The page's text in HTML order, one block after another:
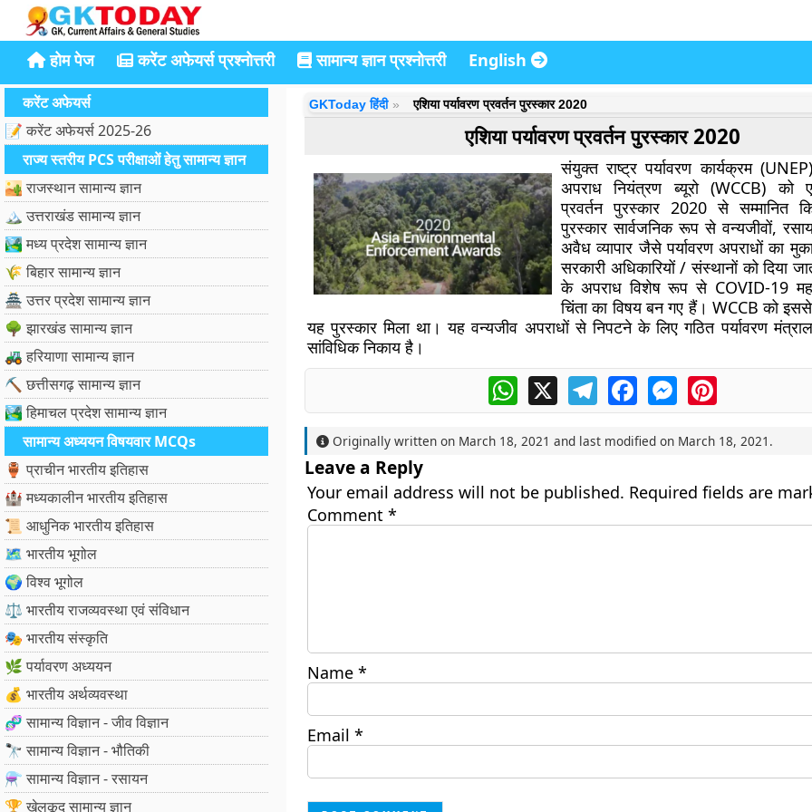
होम पेज करेंट अफेयर्स प्रश्नोत्तरी सामान्य ज्ञान प्रश्नोत्तरी English
करेंट अफेयर्स
📝 करेंट अफेयर्स 2025-26
राज्य स्तरीय PCS परीक्षाओं हेतु सामान्य ज्ञान
🏜️ राजस्थान सामान्य ज्ञान
🏔️ उत्तराखंड सामान्य ज्ञान
🏞️ मध्य प्रदेश सामान्य ज्ञान
🌾 बिहार सामान्य ज्ञान
🏯 उत्तर प्रदेश सामान्य ज्ञान
🌳 झारखंड सामान्य ज्ञान
🚜 हरियाणा सामान्य ज्ञान
⛏️ छत्तीसगढ़ सामान्य ज्ञान
🏞️ हिमाचल प्रदेश सामान्य ज्ञान
सामान्य अध्ययन विषयवार MCQs
🏺 प्राचीन भारतीय इतिहास
🏰 मध्यकालीन भारतीय इतिहास
📜 आधुनिक भारतीय इतिहास
🗺️ भारतीय भूगोल
🌍 विश्व भूगोल
⚖️ भारतीय राजव्यवस्था एवं संविधान
🎭 भारतीय संस्कृति
🌿 पर्यावरण अध्ययन
💰 भारतीय अर्थव्यवस्था
🧬 सामान्य विज्ञान - जीव विज्ञान
🔭 सामान्य विज्ञान - भौतिकी
⚗️ सामान्य विज्ञान - रसायन
🏆 खेलकूद सामान्य ज्ञान
GKToday हिंदी एशिया पर्यावरण प्रवर्तन पुरस्कार 2020
एशिया पर्यावरण प्रवर्तन पुरस्कार 2020
संयुक्त राष्ट्र पर्यावरण कार्यक्रम (UNEP)
अपराध नियंत्रण ब्यूरो (WCCB) को
प्रवर्तन पुरस्कार 2020 से सम्मानित
पुरस्कार सार्वजनिक रूप से वन्यजीवों,
अवैध व्यापार जैसे पर्यावरण अपराधों का
सरकारी अधिकारियों / संस्थानों को दिया
के अपराध विशेष रूप से COVID-19
चिंता का विषय बन गए हैं। WCCB को
यह पुरस्कार मिला था। यह वन्यजीव अपराधों से निपटने के लिए गठित पर्यावरण
सांविधिक निकाय है।
WhatsApp
X TelegramFacebookMessengerPinterest
Originally written on March 18, 2021 and last modified on March 18, 2021 .
Leave a Reply
Your email address will not be published. Required fields are
Comment *
Name *
Email *